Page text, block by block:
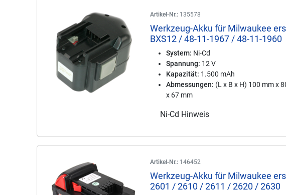
Artikel-Nr.: 135578
Werkzeug-Akku für Milwaukee
BXS12 / 48-11-1967 / 48-11-1960
System: Ni-Cd
Spannung: 12 V
Kapazität: 1.500 mAh
Abmessungen: (L x B x H) 100 mm x
x 67 mm
Ni-Cd Hinweis
Artikel-Nr.: 146452
Werkzeug-Akku für Milwaukee
2601 / 2610 / 2611 / 2620 / 2630